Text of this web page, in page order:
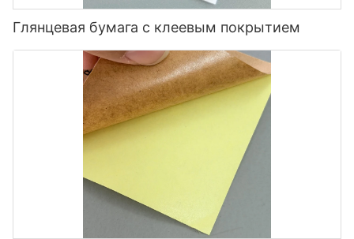
холодном,
воздействии
влаги
контролируемой среде,
приспособлять перед
использованием
Предлагая IML-пленки BOPP, которые предварительно
обработаны для печати, антистатических свойств и
высокотемпературной сопротивления, улучшит
производительность продукта и эффективность обработки.
Глянцевая бумага с клеевым покрытием